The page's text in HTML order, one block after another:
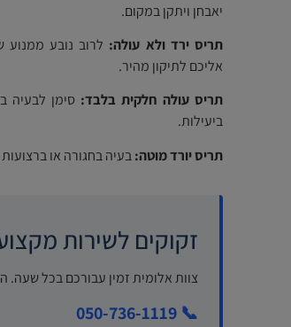
יאבחן ויתקן במקום.
תריס ירד ולא עולה: לרוב נובע
אליכם לתיקון מהיר.
תריס עולה חלקית בלבד: סימן לבעיה
ביעילות.
תריס יורד מוטה:בעיה בחגורה או
זקוקים לשירות
צוות אלומית זמין עבורכם בכל
📞 050-736-1119